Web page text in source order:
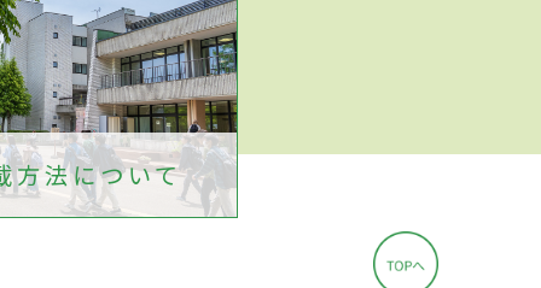
方法について